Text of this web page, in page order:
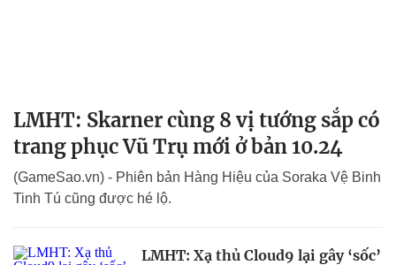
LMHT: Skarner cùng 8 vị tướng sắp có
trang phục Vũ Trụ mới ở bản 10.24
(GameSao.vn) - Phiên bản Hàng Hiệu của Soraka Vệ Binh
Tinh Tú cũng được hé lộ.
LMHT: Xạ thủ Cloud9 lại gây ‘sốc’